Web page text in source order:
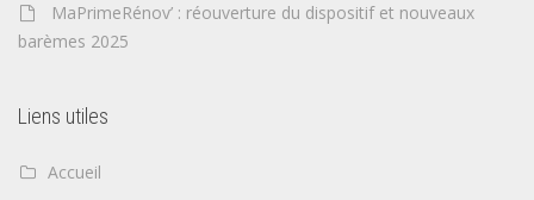
MaPrimeRénov’ : réouverture du dispositif et nouveaux
barèmes 2025
Liens utiles
Accueil